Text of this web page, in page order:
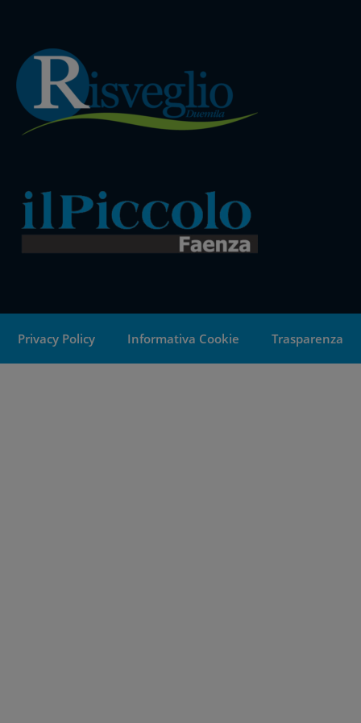
Privacy Policy Informativa Cookie Trasparenza